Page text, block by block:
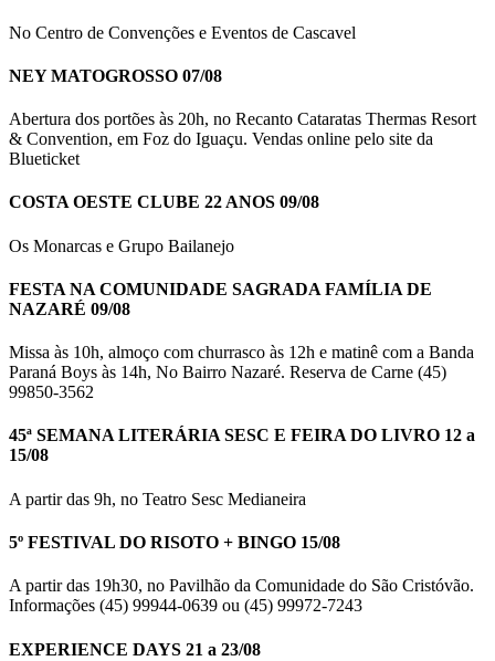
No Centro de Convenções e Eventos de Cascavel
NEY MATOGROSSO 07/08
Abertura dos portões às 20h, no Recanto Cataratas Thermas Resort
& Convention, em Foz do Iguaçu. Vendas online pelo site da
Blueticket
COSTA OESTE CLUBE 22 ANOS 09/08
Os Monarcas e Grupo Bailanejo
FESTA NA COMUNIDADE SAGRADA FAMÍLIA DE
NAZARÉ 09/08
Missa às 10h, almoço com churrasco às 12h e matinê com a Banda
Paraná Boys às 14h, No Bairro Nazaré. Reserva de Carne (45)
99850-3562
45ª SEMANA LITERÁRIA SESC E FEIRA DO LIVRO 12 a
15/08
A partir das 9h, no Teatro Sesc Medianeira
5º FESTIVAL DO RISOTO + BINGO 15/08
A partir das 19h30, no Pavilhão da Comunidade do São Cristóvão.
Informações (45) 99944-0639 ou (45) 99972-7243
EXPERIENCE DAYS 21 a 23/08